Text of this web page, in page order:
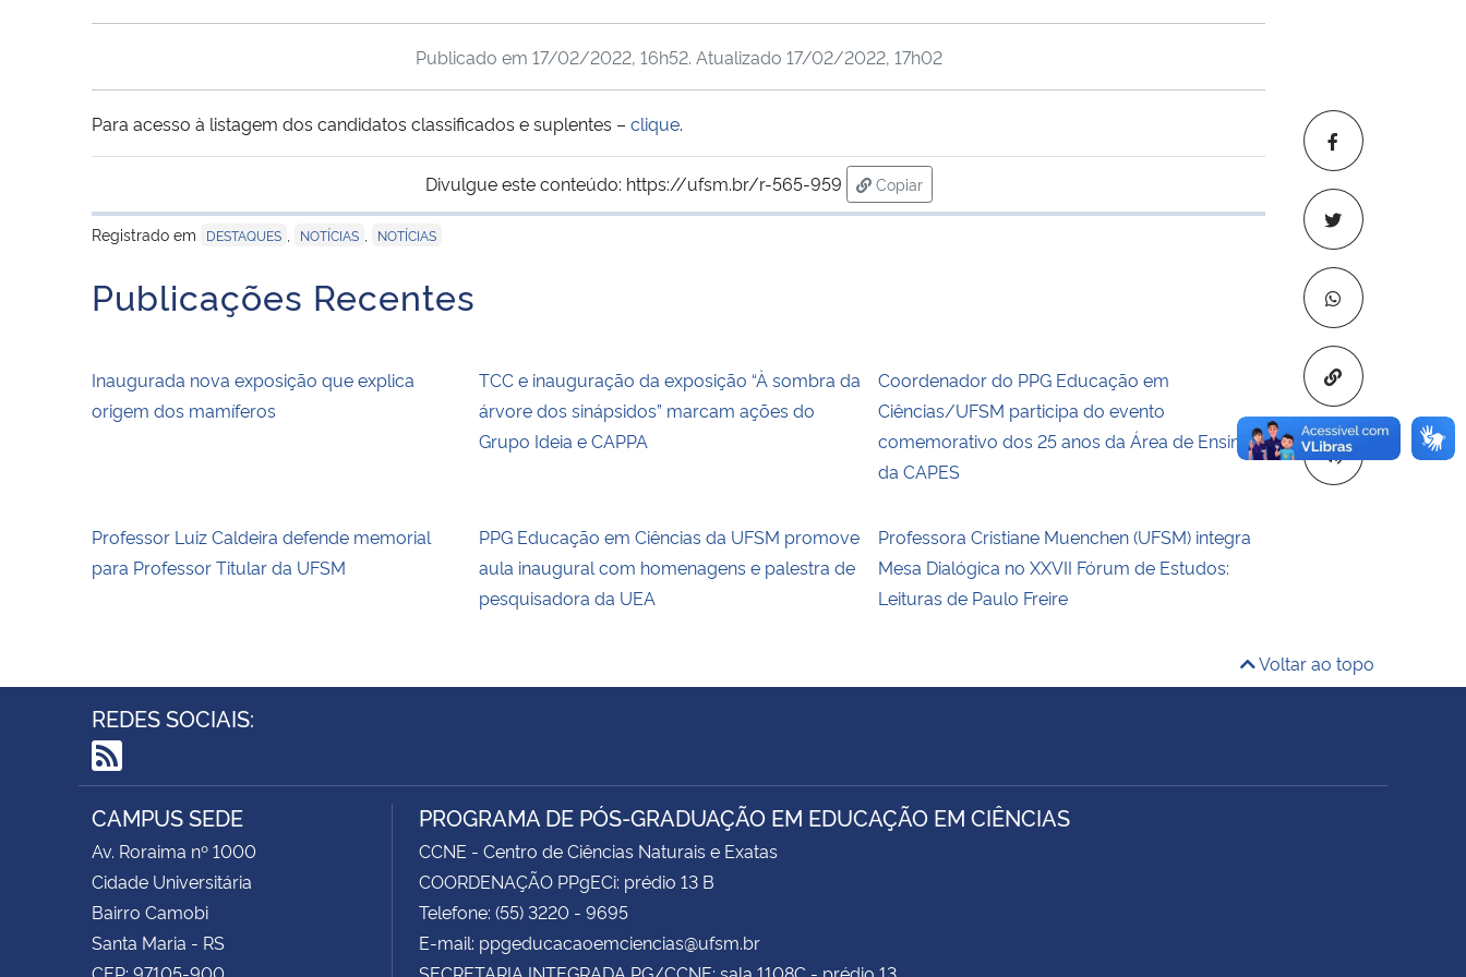
Copiar para
Publicado em 17/02/2022, 16h52. Atualizado 17/02/2022, 17h02
Para acesso à listagem dos candidatos classificados e suplentes – clique.
Divulgue este conteúdo: https://ufsm.br/r-565-959
Copiar
para área de transferência
Registrado em
DESTAQUES NOTÍCIAS NOTÍCIAS
Publicações Recentes
Inaugurada nova exposição que explica
origem dos mamíferos
TCC e inauguração da exposição “À sombra da
árvore dos sinápsidos” marcam ações do
Grupo Ideia e CAPPA
Coordenador do PPG Educação em
Ciências/UFSM participa do evento
comemorativo dos 25 anos da Área de Ensino
da CAPES
Professor Luiz Caldeira defende memorial
para Professor Titular da UFSM
PPG Educação em Ciências da UFSM promove
aula inaugural com homenagens e palestra de
pesquisadora da UEA
Professora Cristiane Muenchen (UFSM) integra
Mesa Dialógica no XXVII Fórum de Estudos:
Leituras de Paulo Freire
Voltar ao topo
REDES SOCIAIS:
RSS
CAMPUS SEDE
Av. Roraima nº 1000
Cidade Universitária
Bairro Camobi
Santa Maria - RS
CEP: 97105-900
PROGRAMA DE PÓS-GRADUAÇÃO EM EDUCAÇÃO EM CIÊNCIAS
CCNE - Centro de Ciências Naturais e Exatas
COORDENAÇÃO PPgECi: prédio 13 B
Telefone: (55) 3220 - 9695
E-mail: ppgeducacaoemciencias@ufsm.br
SECRETARIA INTEGRADA PG/CCNE: sala 1108C - prédio 13